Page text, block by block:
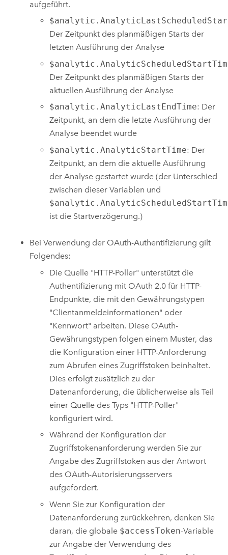
aufgeführt.
Der Zeitpunkt des planmäßigen Starts der
letzten Ausführung der Analyse
Der Zeitpunkt des planmäßigen Starts der
aktuellen Ausführung der Analyse
$analytic.AnalyticLastEndTime: Der
Zeitpunkt, an dem die letzte Ausführung der
Analyse beendet wurde
$analytic.AnalyticStartTime: Der
Zeitpunkt, an dem die aktuelle Ausführung
der Analyse gestartet wurde (der Unterschied
zwischen dieser Variablen und
ist die Startverzögerung.)
Bei Verwendung der OAuth-Authentifizierung gilt
Folgendes:
Die Quelle "HTTP-Poller" unterstützt die
Authentifizierung mit OAuth 2.0 für HTTP-
Endpunkte, die mit den Gewährungstypen
"Clientanmeldeinformationen" oder
"Kennwort" arbeiten. Diese OAuth-
Gewährungstypen folgen einem Muster, das
die Konfiguration einer HTTP-Anforderung
zum Abrufen eines Zugriffstoken beinhaltet.
Dies erfolgt zusätzlich zu der
Datenanforderung, die üblicherweise als Teil
einer Quelle des Typs "HTTP-Poller"
konfiguriert wird.
Während der Konfiguration der
Zugriffstokenanforderung werden Sie zur
Angabe des Zugriffstoken aus der Antwort
des OAuth-Autorisierungsservers
aufgefordert.
Wenn Sie zur Konfiguration der
Datenanforderung zurückkehren, denken Sie
daran, die globale $accessToken-Variable
zur Angabe der Verwendung des